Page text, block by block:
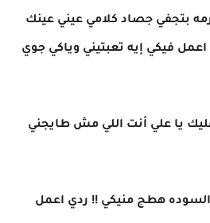
بتجفي جصاد كلامي عيني عينك
فيكي إيه تعبتيني وياكي جوي
يا علي أنت اللي مش طايجني
هطج منيكي !! ردي اعمل